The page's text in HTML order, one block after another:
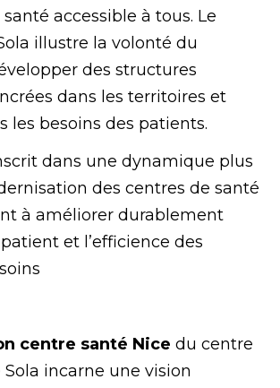
accessible à tous. Le
illustre la volonté du
des structures
dans les territoires et
les besoins des patients.
dans une dynamique plus
des centres de santé
à améliorer durablement
patient et l’efficience des
centre santé Nice du centre
Sola incarne une vision